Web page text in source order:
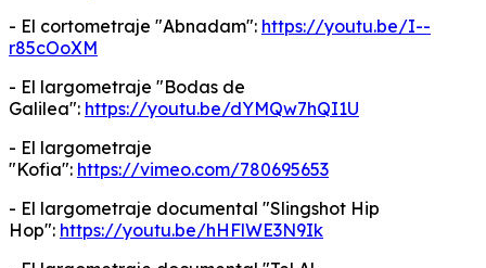
- El cortometraje "Abnadam": https://youtu.be/I--
r85cOoXM
- El largometraje "Bodas de
Galilea": https://youtu.be/dYMQw7hQI1U
- El largometraje
"Kofia": https://vimeo.com/780695653
- El largometraje documental "Slingshot Hip
Hop": https://youtu.be/hHFlWE3N9Ik